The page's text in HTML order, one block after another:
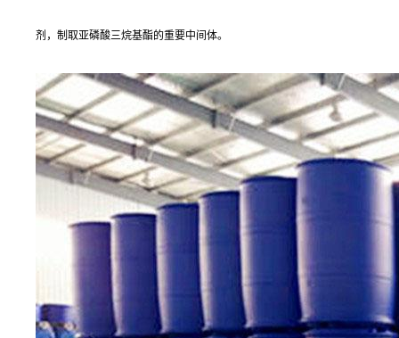
剂，制取亚磷酸三烷基酯的重要中间体。